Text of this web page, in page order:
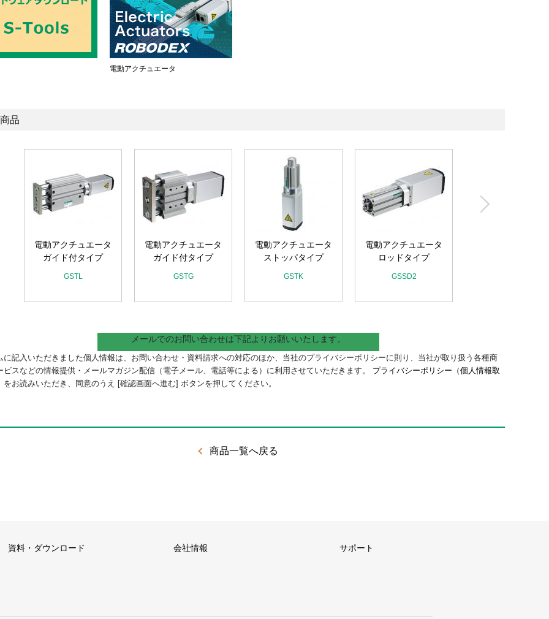
電動アクチュエータ
品
電動アクチュエータ
ガイド付タイプ
GSTL
電動アクチュエータ
ガイド付タイプ
GSTG
電動アクチュエータ
ストッパタイプ
GSTK
電動アクチュエータ
ロッドタイプ
GSSD2
メールでのお問い合わせは下記よりお願いいたします。
に記入いただきました個人情報は、お問い合わせ・資料請求への対応のほか、当社のプライバシーポリシーに則り、当社が取り扱う各種商
ビスなどの情報提供・メールマガジン配信（電子メール、電話等による）に利用させていただきます。 プライバシーポリシー（個人情報取
をお読みいただき、同意のうえ [確認画面へ進む] ボタンを押してください。
商品一覧へ戻る
資料・ダウンロード 会社情報 サポート